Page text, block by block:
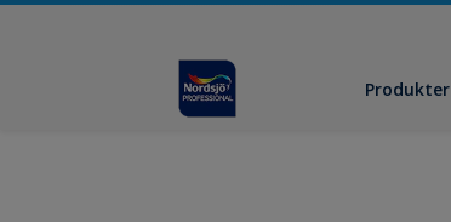
Produkter